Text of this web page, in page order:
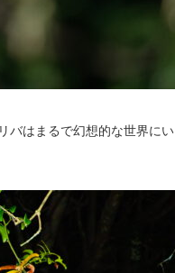
バはまるで幻想的な世界にい